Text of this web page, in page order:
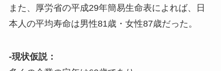
また、厚労省の平成29年簡易生命表によれば、日
本人の平均寿命は男性81歳・女性87歳だった。
-現状仮説：